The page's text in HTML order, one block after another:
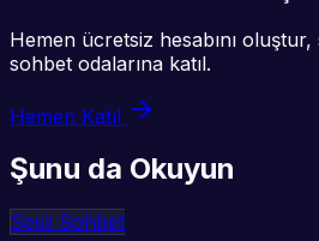
Hemen ücretsiz hesabını
sohbet odalarına katıl.
Hemen Katıl
Şunu da Okuyun
Sesli Sohbet